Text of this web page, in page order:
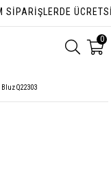
0
Bluz Q22303